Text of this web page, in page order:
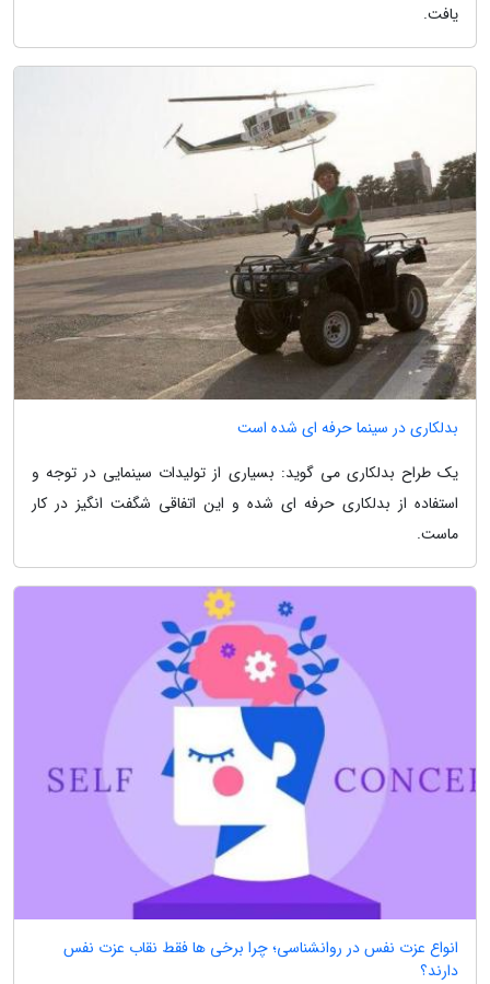
یافت.
بدلکاری در سینما حرفه ای شده است
یک طراح بدلکاری می گوید: بسیاری از تولیدات سینمایی در توجه و
استفاده از بدلکاری حرفه ای شده و این اتفاقی شگفت انگیز در کار
ماست.
انواع عزت نفس در روانشناسی؛ چرا برخی ها فقط نقاب عزت نفس
دارند؟